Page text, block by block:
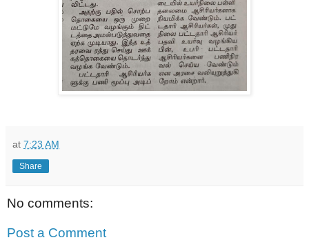
at 7:23 AM
Share
No comments:
Post a Comment